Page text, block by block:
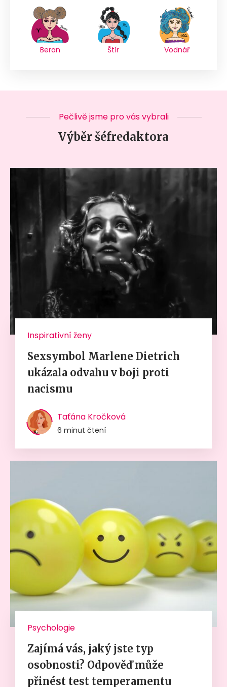
Beran Štír Vodnář
Pečlivě jsme pro vás vybrali
Výběr šéfredaktora
Inspirativní ženy
Sexsymbol Marlene Dietrich
ukázala odvahu v boji proti
nacismu
Taťána Kročková
6 minut čtení
Psychologie
Zajímá vás, jaký jste typ
osobnosti? Odpověď může
přinést test temperamentu